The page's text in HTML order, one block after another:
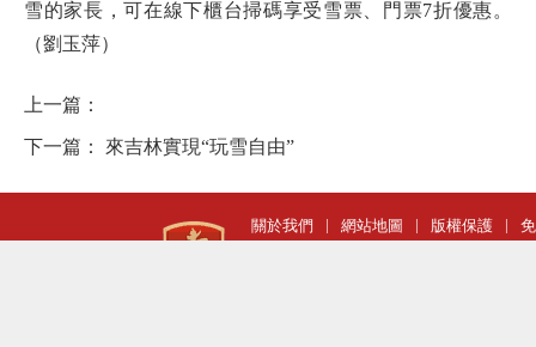
雪的家長，可在線下櫃台掃碼享受雪票、門票7折優惠。
（劉玉萍）
上一篇：
下一篇： 來吉林實現“玩雪自由”